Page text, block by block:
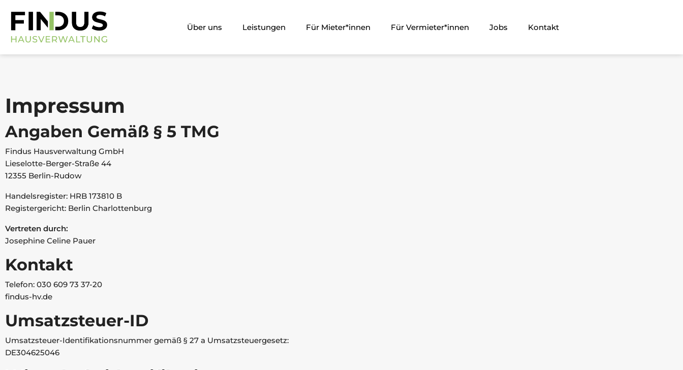
Über uns Leistungen Für Mieter*innen Für Vermieter*innen Jobs Kontakt
Impressum
Angaben Gemäß § 5 TMG
Findus Hausverwaltung GmbH
Lieselotte-Berger-Straße 44
12355 Berlin-Rudow
Handelsregister: HRB 173810 B
Registergericht: Berlin Charlottenburg
Vertreten durch:
Josephine Celine Pauer
Kontakt
Telefon: 030 609 73 37-20
findus-hv.de
Umsatzsteuer-ID
Umsatzsteuer-Identifikationsnummer gemäß § 27 a Umsatzsteuergesetz:
DE304625046